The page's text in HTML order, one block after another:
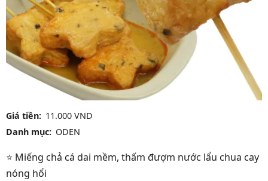
Giá tiền
11.000 VND
Danh mục
ODEN
⭐ Miếng chả cá dai mềm, thấm đượm nước lẩu chua cay
nóng hổi